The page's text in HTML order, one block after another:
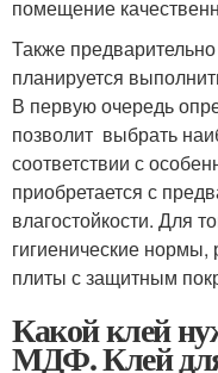
помещение
Также
планируется
В первую очередь
позволит выбрать
соответствии с
приобретается с
влагостойкости. Для
гигиенические
плиты с защитным
Какой клей
МДФ. Клей